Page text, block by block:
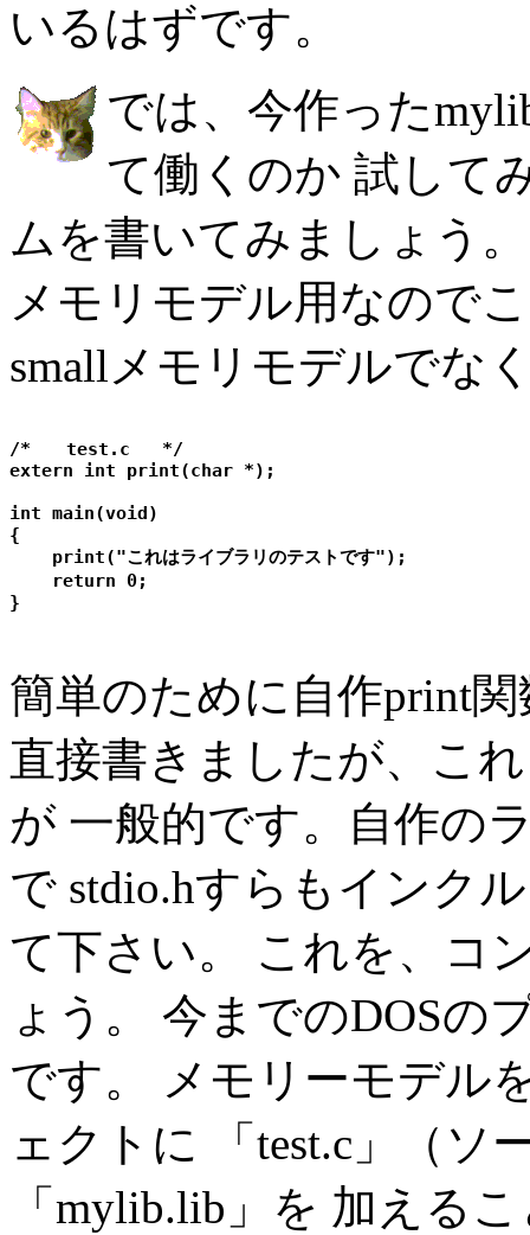
いるはずです。
では、今作った
て働くのか 試して
ムを書いてみましょう
メモリモデル用なので
smallメモリモデルでな
/*　　test.c   */
extern int print(char *);
int main(void)
{
    print("これはライブラリのテストです");
    return 0;
簡単のために自作print
直接書きましたが、こ
が 一般的です。自作の
で stdio.hすらもインク
て下さい。 これを、コ
ょう。 今までのDOSの
です。 メモリーモデル
ェクトに 「test.c」（ソ
「mylib.lib」を 加える